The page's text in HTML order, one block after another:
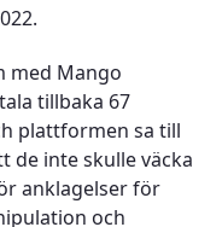
med Mango
tillbaka 67
plattformen sa till
de inte skulle väcka
anklagelser för
och